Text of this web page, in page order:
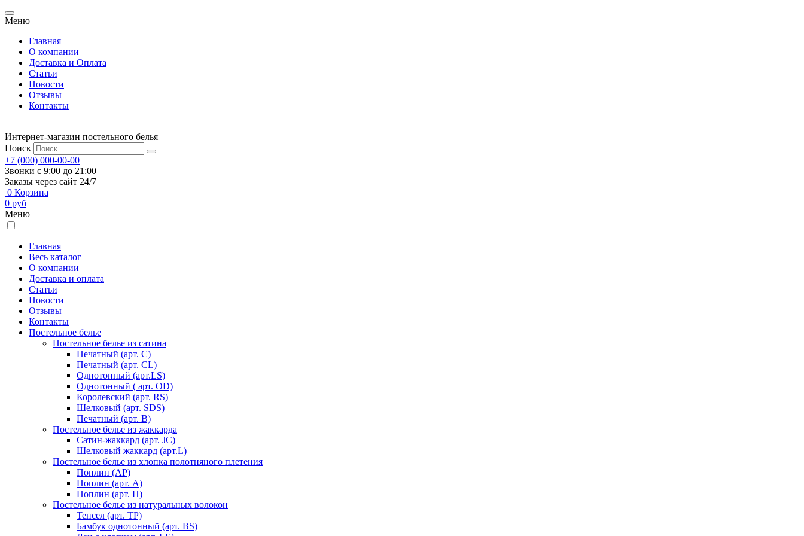
Меню
Главная
О компании
Доставка и Оплата
Статьи
Новости
Отзывы
Контакты
Интернет-магазин постельного белья
Поиск
+7 (000) 000-00-00
Звонки с 9:00 до 21:00
Заказы через сайт 24/7
0 Корзина
0 руб
Меню
Главная
Весь каталог
О компании
Доставка и оплата
Статьи
Новости
Отзывы
Контакты
Постельное белье
Постельное белье из сатина
Печатный (арт. С)
Печатный (арт. СL)
Однотонный (арт.LS)
Однотонный ( арт. OD)
Королевский (арт. RS)
Шелковый (арт. SDS)
Печатный (арт. В)
Постельное белье из жаккарда
Сатин-жаккард (арт. JC)
Шелковый жаккард (арт.L)
Постельное белье из хлопка полотняного плетения
Поплин (AP)
Поплин (арт. А)
Поплин (арт. П)
Постельное белье из натуральных волокон
Тенсел (арт. ТР)
Бамбук однотонный (арт. BS)